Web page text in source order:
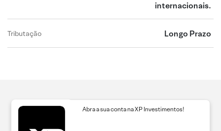
internacionais.
Tributação Longo Prazo
Abra a sua conta na XP Investimentos!